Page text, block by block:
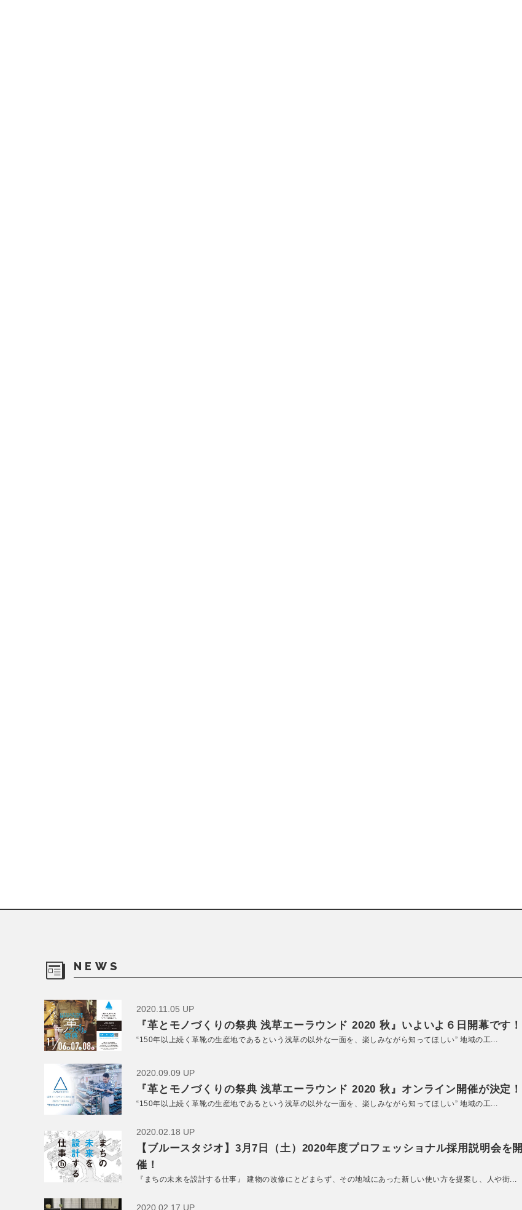
NEWS
2020.11.05 UP
『革とモノづくりの祭典 浅草エーラウンド 2020 秋』いよいよ６日開幕です！
“150年以上続く革靴の生産地であるという浅草の以外な一面を、楽しみながら知ってほしい” 地域の工...
2020.09.09 UP
『革とモノづくりの祭典 浅草エーラウンド 2020 秋』オンライン開催が決定！
“150年以上続く革靴の生産地であるという浅草の以外な一面を、楽しみながら知ってほしい” 地域の工...
2020.02.18 UP
【ブルースタジオ】3月7日（土）2020年度プロフェッショナル採用説明会を開
催！
『まちの未来を設計する仕事』 建物の改修にとどまらず、その地域にあった新しい使い方を提案し、人や街...
2020.02.17 UP